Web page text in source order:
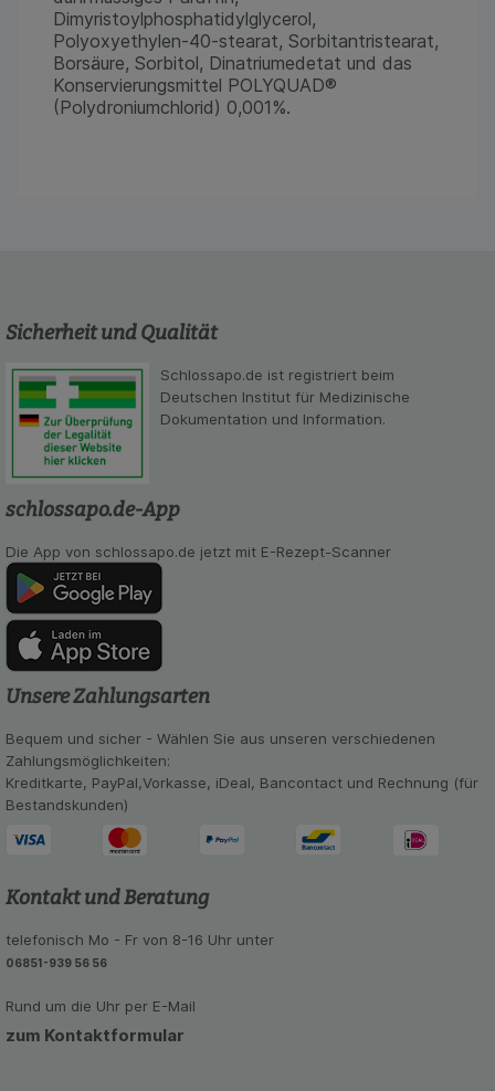
hierfür teilweise an Dritte wie z.B. Google oder
soziale Medien übertragen werden.
Dimyristoylphosphatidylglycerol,
Polyoxyethylen-40-stearat, Sorbitantristearat,
Borsäure, Sorbitol, Dinatriumedetat und das
Konservierungsmittel POLYQUAD®
(Polydroniumchlorid) 0,001%.
Sicherheit und Qualität
Schlossapo.de ist registriert beim
Deutschen Institut für Medizinische
Dokumentation und Information.
schlossapo.de-App
Die App von schlossapo.de jetzt mit E-Rezept-Scanner
Unsere Zahlungsarten
Bequem und sicher - Wählen Sie aus unseren verschiedenen
Zahlungsmöglichkeiten:
Kreditkarte, PayPal,Vorkasse, iDeal, Bancontact und Rechnung (für
Bestandskunden)
Kontakt und Beratung
telefonisch Mo - Fr von 8-16 Uhr unter
06851-939 56 56
Rund um die Uhr per E-Mail
zum Kontaktformular